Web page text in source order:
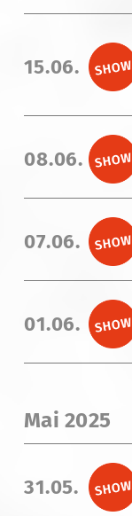
15.06.
08.06.
07.06.
01.06.
Mai 2025
31.05.